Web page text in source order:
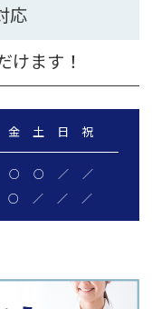
応
けます！
金 土 日 祝
○ ○ ／ ／
○ ／ ／ ／